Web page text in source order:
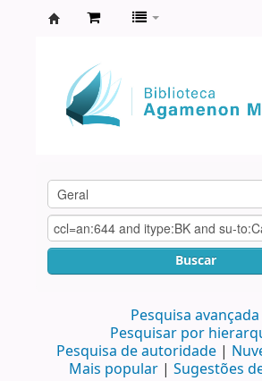
Agamenon
Magalhães
Buscar
Pesquisa avançada
Pesquisar por
Pesquisa de autoridade
Mais popular
Sugestões